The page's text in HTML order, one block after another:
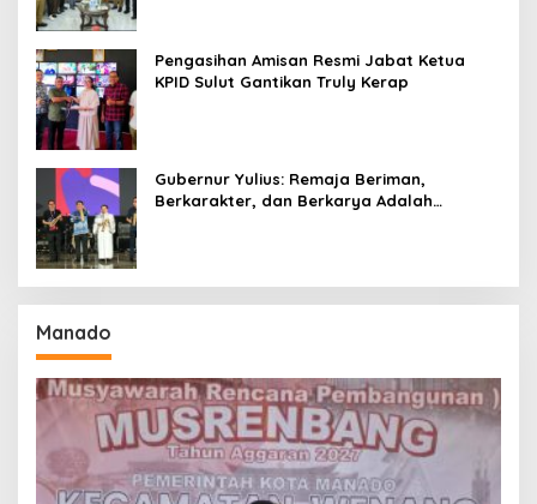
Pengasihan Amisan Resmi Jabat Ketua
KPID Sulut Gantikan Truly Kerap
Gubernur Yulius: Remaja Beriman,
Berkarakter, dan Berkarya Adalah
Manado